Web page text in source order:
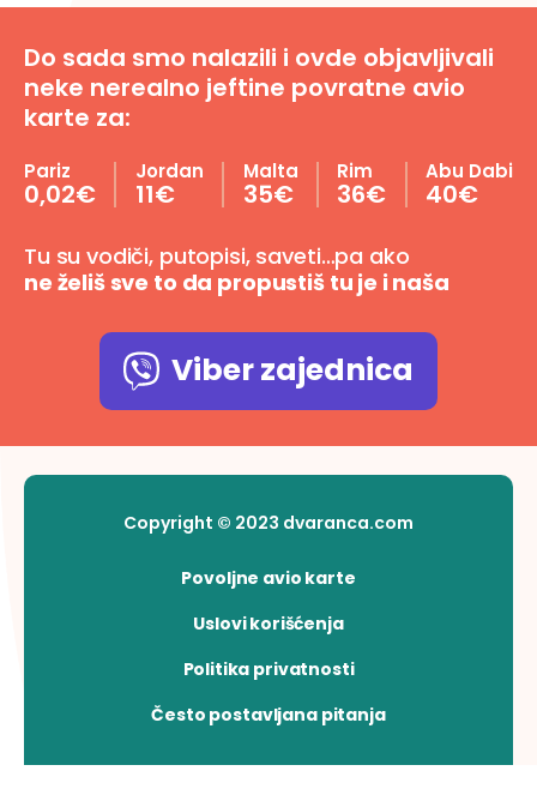
Do sada smo nalazili i ovde objavljivali
neke nerealno jeftine povratne avio
karte za:
Pariz
0,02€
Jordan
11€
Malta
35€
Rim
36€
Abu Dabi
40€
Tu su vodiči, putopisi, saveti…pa ako
ne želiš sve to da propustiš tu je i naša
Viber zajednica
Copyright © 2023 dvaranca.com
Povoljne avio karte
Uslovi korišćenja
Politika privatnosti
Često postavljana pitanja